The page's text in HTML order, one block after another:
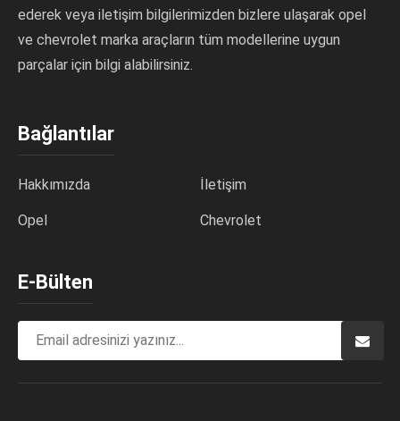
ederek veya iletişim bilgilerimizden bizlere ulaşarak opel
ve chevrolet marka araçların tüm modellerine uygun
parçalar için bilgi alabilirsiniz.
Bağlantılar
Hakkımızda İletişim
Opel Chevrolet
E-Bülten